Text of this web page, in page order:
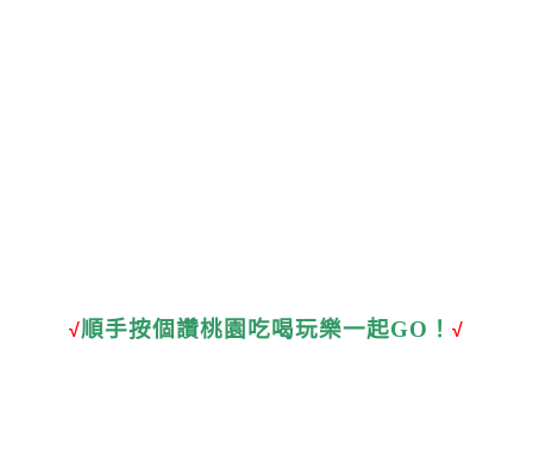
√順手按個讚桃園吃喝玩樂一起GO！ √